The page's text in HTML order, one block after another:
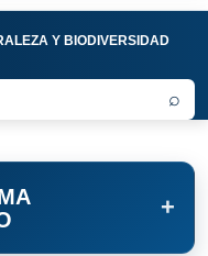
Y BIODIVERSIDAD
⌕
+